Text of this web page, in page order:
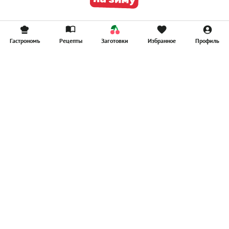
Гастрономъ Рецепты Заготовки Избранное Профиль